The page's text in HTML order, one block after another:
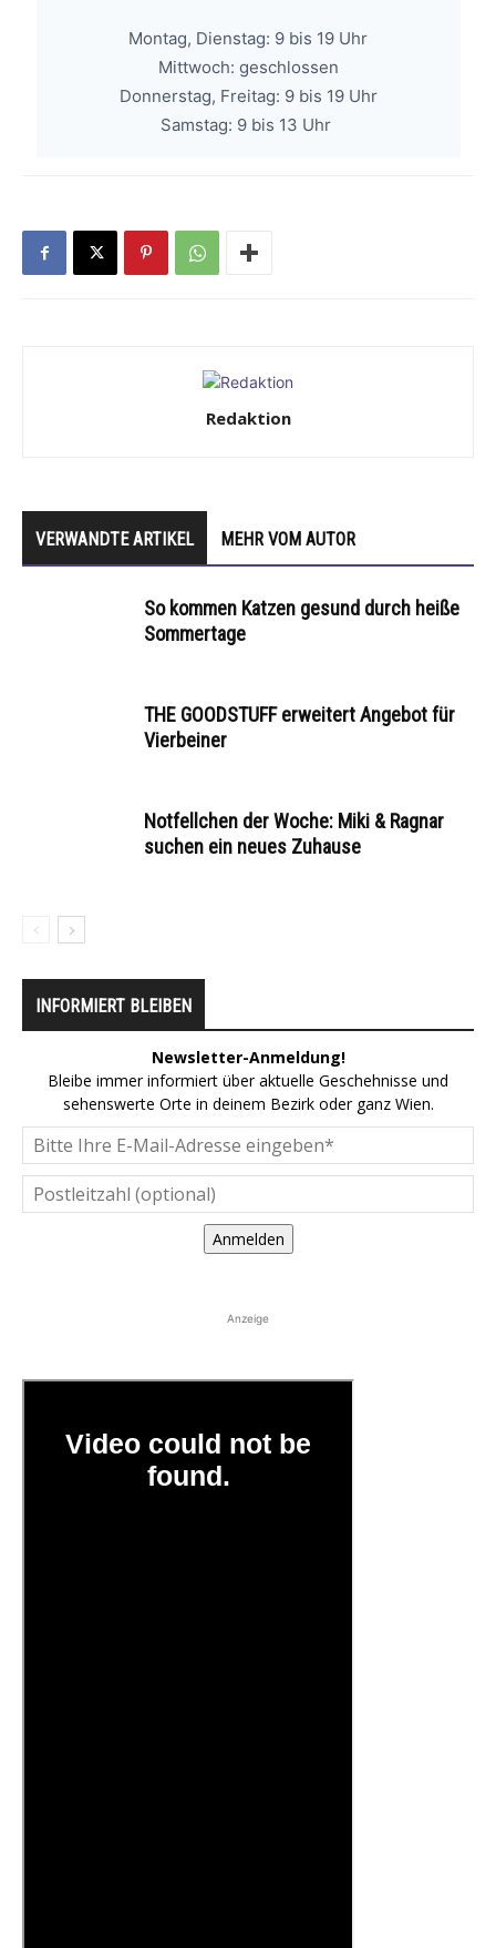
Montag, Dienstag: 9 bis 19 Uhr
Mittwoch: geschlossen
Donnerstag, Freitag: 9 bis 19 Uhr
Samstag: 9 bis 13 Uhr
Redaktion
VERWANDTE ARTIKEL MEHR VOM AUTOR
So kommen Katzen gesund durch heiße
Sommertage
THE GOODSTUFF erweitert Angebot für
Vierbeiner
Notfellchen der Woche: Miki & Ragnar
suchen ein neues Zuhause
INFORMIERT BLEIBEN
Newsletter-Anmeldung!
Bleibe immer informiert über aktuelle Geschehnisse und
sehenswerte Orte in deinem Bezirk oder ganz Wien.
Anmelden
Anzeige